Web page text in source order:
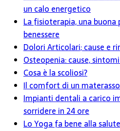
un calo energetico
La fisioterapia, una
benessere
Dolori Articolari; cause e
Osteopenia: cause,
Cosa è la scoliosi?
Il comfort di un
Impianti dentali a carico
sorridere in 24 ore
Lo Yoga fa bene alla